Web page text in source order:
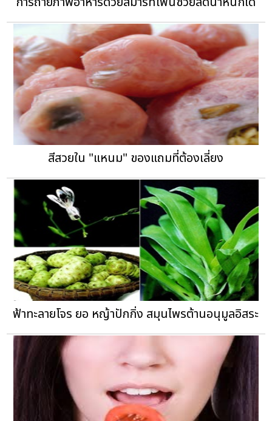
สีสวยใน "แหนม" ของแถมที่ต้องเลี่ยง
ฟ้าทะลายโจร ยอ หญ้าปักกิ่ง สมุนไพรต้านอนุมูลอิสระ